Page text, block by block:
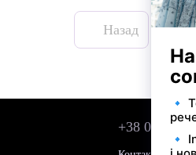
Назад 1из 2
+38 050 743